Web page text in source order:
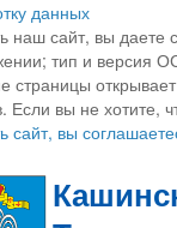
данных
наш сайт, вы даете
тип и версия
страницы
Если вы не хотите,
сайт, вы